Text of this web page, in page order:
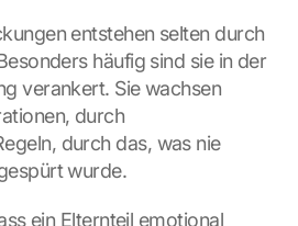
entstehen selten durch
häufig sind sie in der
verankert. Sie wachsen
durch
durch das, was nie
wurde.
ein Elternteil emotional